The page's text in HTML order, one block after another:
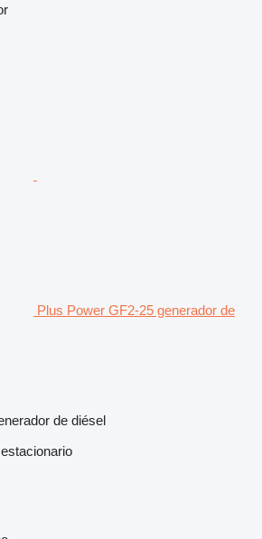
Plus Power GF2-25 generador de
de diésel
estacionario